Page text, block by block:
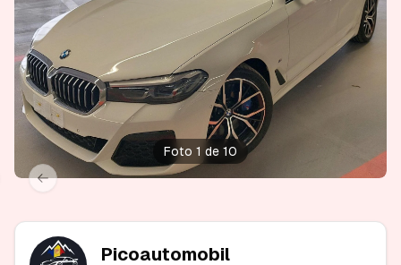
Previous slide
slide
Foto 1 de 10
Picoautomobil